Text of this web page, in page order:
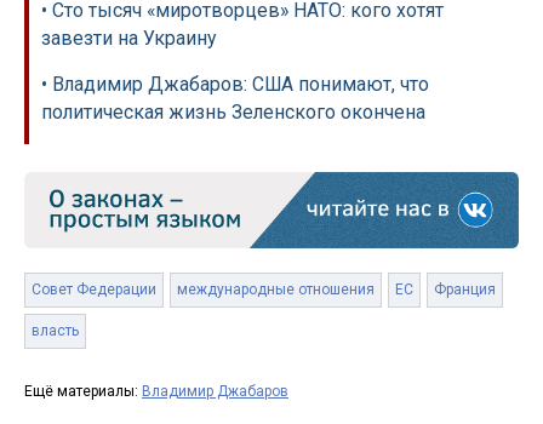
• Сто тысяч «миротворцев» НАТО: кого хотят
завезти на Украину
• Владимир Джабаров: США понимают, что
политическая жизнь Зеленского окончена
Совет Федерации международные отношения ЕС Франция
власть
Ещё материалы: Владимир Джабаров